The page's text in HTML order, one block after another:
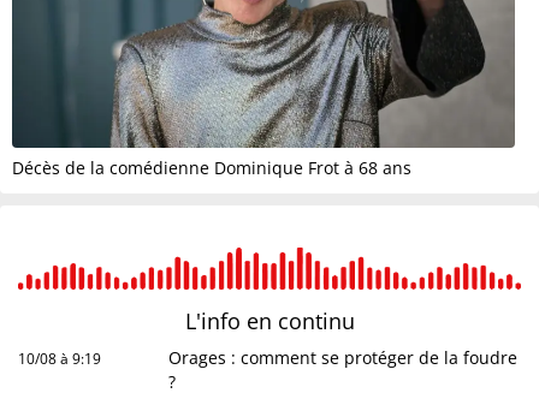
Décès de la comédienne Dominique Frot à 68 ans
L'info en continu
10/08 à 9:19
Orages : comment se protéger de la foudre
?